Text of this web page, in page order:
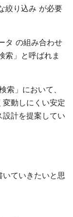
絞り込み が必要
タ の組み合わせ
索」と呼ばれま
索」において、
動しにくい安定
計を提案してい
ていきたいと思